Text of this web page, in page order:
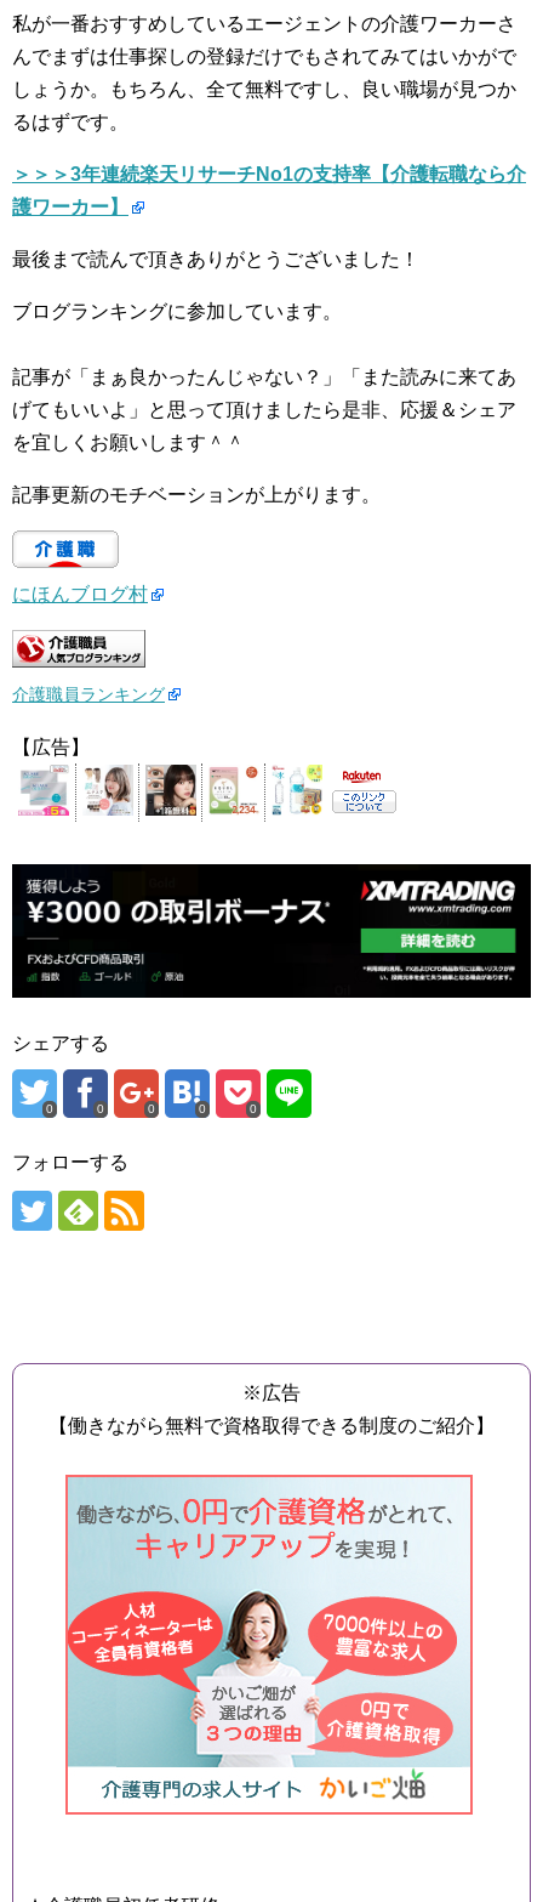
私が一番おすすめしているエージェントの介護ワーカーさ
んでまずは仕事探しの登録だけでもされてみてはいかがで
しょうか。もちろん、全て無料ですし、良い職場が見つか
るはずです。
＞＞＞3年連続楽天リサーチNo1の支持率【介護転職なら介
護ワーカー】
最後まで読んで頂きありがとうございました！
ブログランキングに参加しています。
記事が「まぁ良かったんじゃない？」「また読みに来てあ
げてもいいよ」と思って頂けましたら是非、応援＆シェア
を宜しくお願いします＾＾
記事更新のモチベーションが上がります。
にほんブログ村
介護職員ランキング
【広告】
シェアする
0 0 0 0 0
フォローする
※広告
【働きながら無料で資格取得できる制度のご紹介】